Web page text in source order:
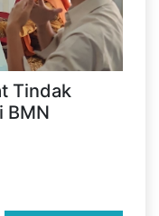
Tindak
BMN